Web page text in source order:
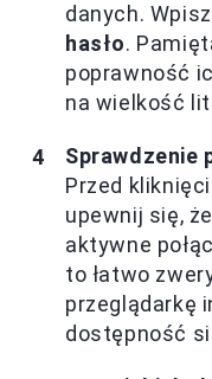
danych.
hasło.
poprawność
na wielkość
Sprawdzenie
Przed
upewnij się,
aktywne
to łatwo
przeglądarkę
dostępność